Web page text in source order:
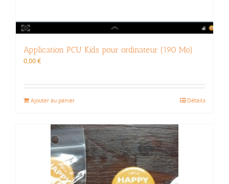
Application PCU Kids pour ordinateur (190 Mo)
0,00€
Ajouter au panier Détails